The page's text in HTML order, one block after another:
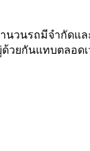
นรถมีจำกัดแล
วยกันแทบตลอดเ